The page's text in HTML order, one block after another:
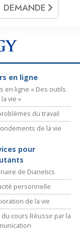
DEMANDE
en ligne
en ligne « Des outils
vie »
du travail
de la vie
pour
de Dianetics
personnelle
de la vie
du cours Réussir par la